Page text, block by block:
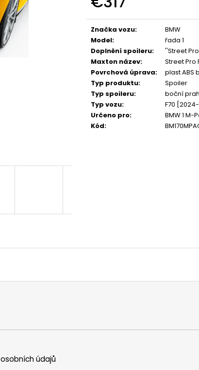
price:
Značka vozu:
BMW
Model:
řada 1
Doplnění spoileru:
''Street
Maxton název:
Street Pro
Povrchová úprava:
plast ABS
Typ produktu:
Spoiler
Typ spoileru:
boční
Typ vozu:
F70
Určeno pro:
BMW 1 M-
Kód:
ZAPALOVACÍ MODUL
EA113 EA888.1/2
APR SPORTOVNÍ
údajů